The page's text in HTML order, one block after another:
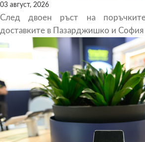
03 август, 2026
След двоен ръст на
доставките в Пазарджишко и София